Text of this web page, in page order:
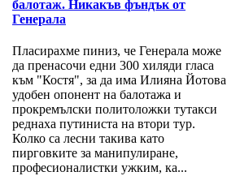
балотаж. Никакъв фъндък от
Генерала
Пласирахме пиниз, че Генерала може
да пренасочи едни 300 хиляди гласа
към "Костя", за да има Илияна Йотова
удобен опонент на балотажа и
прокремълски политоложки тутакси
реднаха путиниста на втори тур.
Колко са лесни такива като
пирговките за манипулиране,
професионалистки ужким, ка...